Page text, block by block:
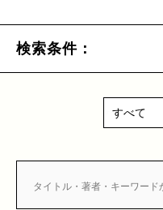
検索条件：
すべて